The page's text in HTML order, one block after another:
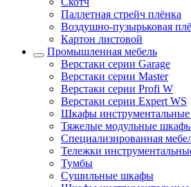
Паллетная стрейч плёнка
Воздушно-пузырьковая
Картон листовой
Промышленная мебель
Верстаки серии Garage
Верстаки серии Master
Верстаки серии Profi W
Верстаки серии Expert WS
Шкафы инструментальные
Тяжелые модульные
Cпециализированная
Тележки
Тумбы
Cушильные шкафы